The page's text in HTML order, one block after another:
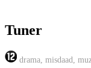
Tuner
drama, misdaad,